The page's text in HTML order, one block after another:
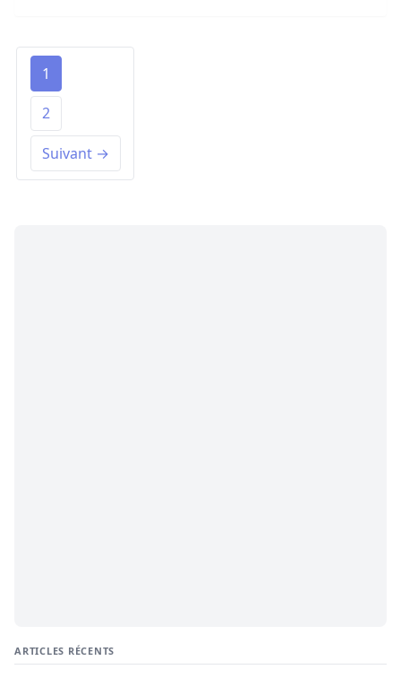
1
2
Suivant →
ARTICLES RÉCENTS